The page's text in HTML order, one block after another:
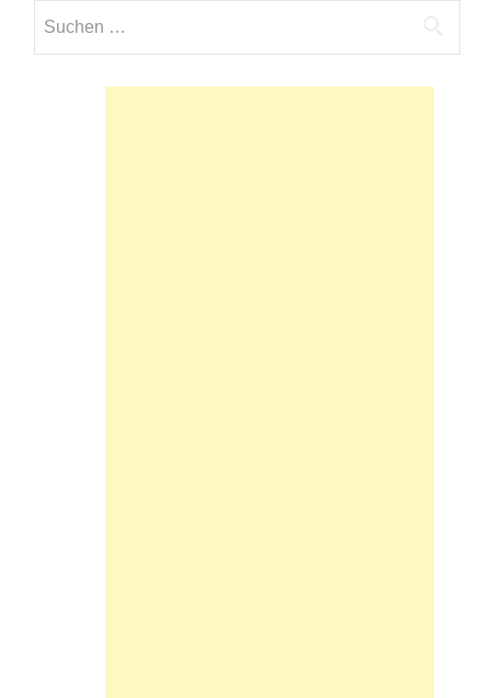
nach: